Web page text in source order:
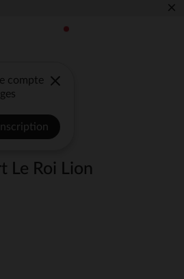
×
compte
Le Roi Lion